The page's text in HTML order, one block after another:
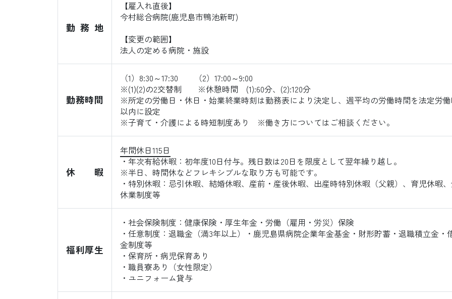
勤務地
【雇入れ直後】
今村総合病院(鹿児島市鴨池新町)
【変更の範囲】
法人の定める病院・施設
勤務時間
（1）8:30～17:30 （2）17:00～9:00
※(1)(2)の2交替制 ※休憩時間 (1):60分、(2):120分
※所定の労働日・休日・始業終業時刻は勤務表により決定し、週平均の労働時間を法定労
以内に設定
※子育て・介護による時短制度あり ※働き方についてはご相談ください。
休暇
年間休日115日
・年次有給休暇：初年度10日付与。残日数は20日を限度として翌年繰り越し。
※半日、時間休などフレキシブルな取り方も可能です。
・特別休暇：忌引休暇、結婚休暇、産前・産後休暇、出産時特別休暇（父親）、育児休暇
休業制度等
福利厚生
・社会保険制度：健康保険・厚生年金・労働（雇用・労災）保険
・任意制度：退職金（満3年以上）・鹿児島県病院企業年金基金・財形貯蓄・退職積立金・
金制度等
・保育所・病児保育あり
・職員寮あり（女性限定）
・ユニフォーム貸与